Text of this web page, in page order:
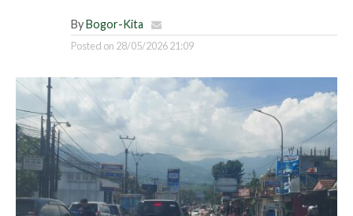
By Bogor-Kita
Posted on 28/05/2026 21:09